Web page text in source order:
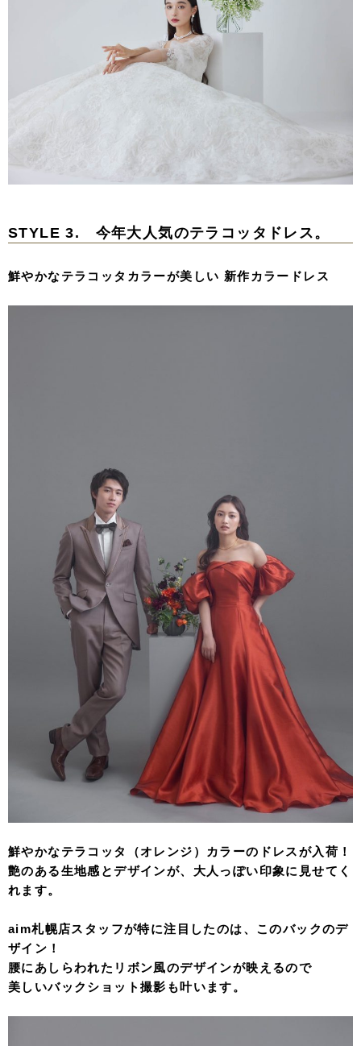
STYLE 3. 今年大人気のテラコッタドレス。
鮮やかなテラコッタカラーが美しい 新作カラードレス
鮮やかなテラコッタ（オレンジ）カラーのドレスが入荷！
艶のある生地感とデザインが、大人っぽい印象に見せてく
れます。
aim札幌店スタッフが特に注目したのは、このバックのデ
ザイン！
腰にあしらわれたリボン風のデザインが映えるので
美しいバックショット撮影も叶います。